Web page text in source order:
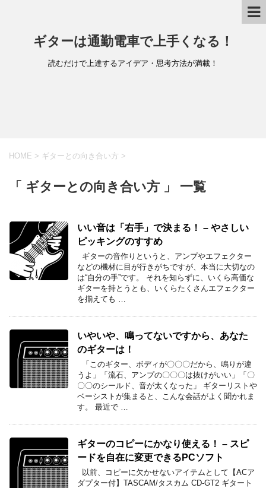
ギターは通勤電車で上手くなる！
読むだけで上達するアイデア・思考方法が満載！
HOME > ギターとの向き合い方 >
「 ギターとの向き合い方 」 一覧
いい音は「右手」で決まる！ – やさしい
ピッキングのすすめ
ギターの音作りというと、アンプやエフェクター
などの機材に目が行きがちですが、本当に大切なの
は“自分の手”です。 それを知らずに、いくら高価な
ギターを持とうとも、いくらたくさんエフェクター
を揃えても …
いやいや、鳴ってないですから、あなた
のギターは！
「このギター、ボディが〇〇〇だから、鳴りが違
うよ」「流石、アンプの〇〇〇は抜けがいい」「〇
〇〇のシールド、音が太くなった」 ギターリストや
ベーシストが集まると、こんな会話がよく聞かれま
す。 最近で …
ギターのコピーにかなり使える！ – スピ
ードを自在に変更できるPCソフト
以前、コピーに欠かせないアイテムとして【ACア
ダプター付】TASCAM/タスカム CD-GT2 ギタート